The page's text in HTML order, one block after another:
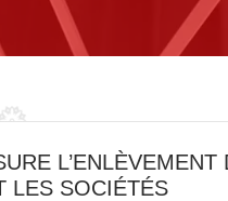
L’ENLÈVEMENT
LES SOCIÉTÉS